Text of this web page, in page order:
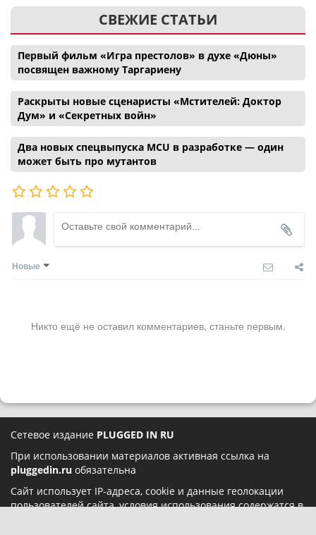
СВЕЖИЕ СТАТЬИ
Первый фильм «Игра престолов» в духе «Дюны»
посвящен важному Таргариену
Раскрыты новые сценаристы «Мстителей: Доктор
Дум» и «Секретных войн»
Два новых спецвыпуска MCU в разработке — один
может быть про мутантов
Новые
Никто ещё не оставил комментариев, станьте первым.
Сетевое издание PLUGGED IN RU
При использовании материалов активная ссылка на
pluggedin.ru обязательна
Сайт использует IP-адреса, cookie и данные геолокации
пользователей сайта, условия использования содержатся в